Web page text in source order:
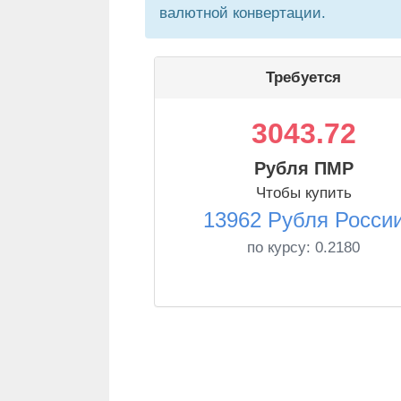
валютной конвертации.
Требуется
3043.72
Рубля ПМР
Чтобы купить
13962 Рубля
по курсу: 0.2180